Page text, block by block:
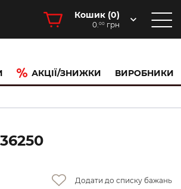
Кошик (0)
0.00 грн
АКЦІЇ/ЗНИЖКИ ВИРОБНИКИ
Додати до списку бажань